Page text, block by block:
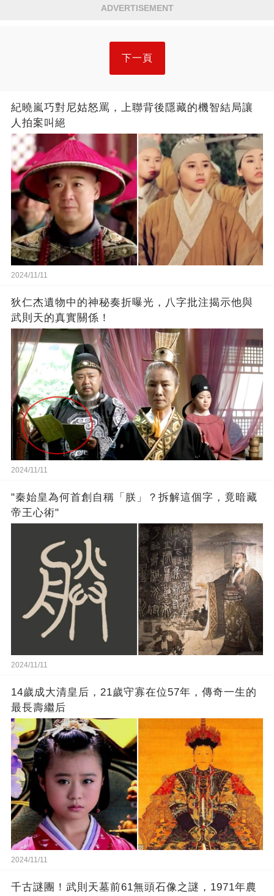
ADVERTISEMENT
下一頁
紀曉嵐巧對尼姑怒罵，上聯背後隱藏的機智結局讓
人拍案叫絕
2024/11/11
狄仁杰遺物中的神秘奏折曝光，八字批注揭示他與
武則天的真實關係！
2024/11/11
"秦始皇為何首創自稱「朕」？拆解這個字，竟暗藏
帝王心術"
2024/11/11
14歲成大清皇后，21歲守寡在位57年，傳奇一生的
最長壽繼后
2024/11/11
千古謎團！武則天墓前61無頭石像之謎，1971年農